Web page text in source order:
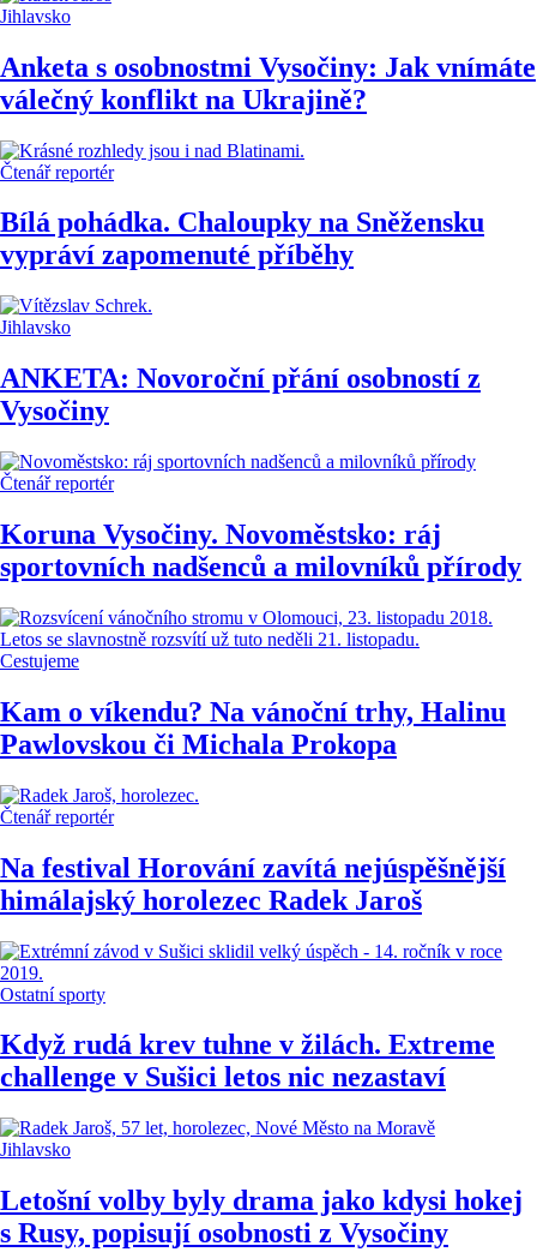
Jihlavsko
Anketa s osobnostmi Vysočiny: Jak vnímáte
válečný konflikt na Ukrajině?
Čtenář reportér
Bílá pohádka. Chaloupky na Sněžensku
vypráví zapomenuté příběhy
Jihlavsko
ANKETA: Novoroční přání osobností z
Vysočiny
Čtenář reportér
Koruna Vysočiny. Novoměstsko: ráj
sportovních nadšenců a milovníků přírody
Cestujeme
Kam o víkendu? Na vánoční trhy, Halinu
Pawlovskou či Michala Prokopa
Čtenář reportér
Na festival Horování zavítá nejúspěšnější
himálajský horolezec Radek Jaroš
Ostatní sporty
Když rudá krev tuhne v žilách. Extreme
challenge v Sušici letos nic nezastaví
Jihlavsko
Letošní volby byly drama jako kdysi hokej
s Rusy, popisují osobnosti z Vysočiny